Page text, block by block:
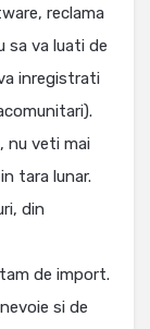
reclama
sa va luati de
inregistrati
nu veti mai
tara lunar.
din
de import.
si de